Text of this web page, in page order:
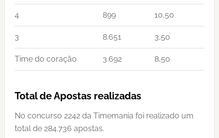
4 899 10,50
3 8.651 3,50
Time do coração 3.692 8,50
Total de Apostas realizadas
No concurso 2242 da Timemania foi realizado um
total de 284.736 apostas.